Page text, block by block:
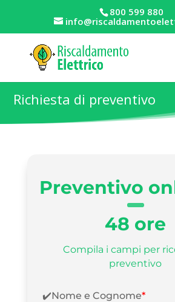
800 599 880
Richiesta di preventivo
Preventivo
48 ore
Compila i campi per
preventivo
✔️Nome e Cognome*